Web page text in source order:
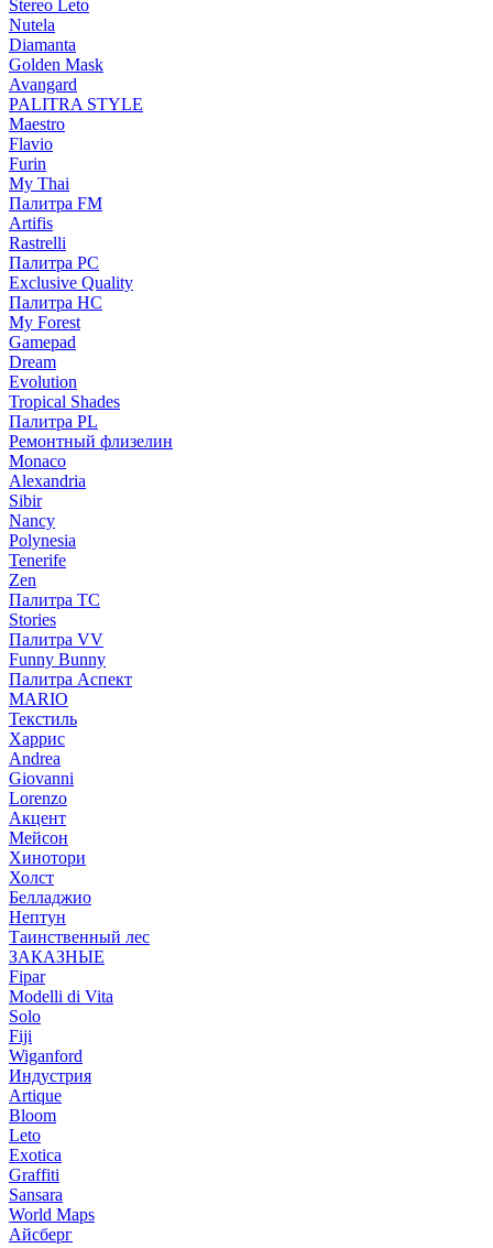
Stereo Leto
Nutela
Diamanta
Golden Mask
Avangard
PALITRA STYLE
Maestro
Flavio
Furin
My Thai
Палитра FM
Artifis
Rastrelli
Палитра PC
Exclusive Quality
Палитра HС
My Forest
Gamepad
Dream
Evolution
Tropical Shades
Палитра PL
Ремонтный флизелин
Monaco
Alexandria
Sibir
Nancy
Polynesia
Tenerife
Zen
Палитра TC
Stories
Палитра VV
Funny Bunny
Палитра Аспект
MARIO
Текстиль
Харрис
Andrea
Giovanni
Lorenzo
Акцент
Мейсон
Хинотори
Холст
Белладжио
Нептун
Таинственный лес
ЗАКАЗНЫЕ
Fipar
Modelli di Vita
Solo
Fiji
Wiganford
Индустрия
Artique
Bloom
Leto
Exotica
Graffiti
Sansara
World Maps
Айсберг